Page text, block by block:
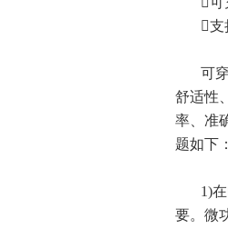
支
可
舒适性
率、准
题如下：
1)
要。微